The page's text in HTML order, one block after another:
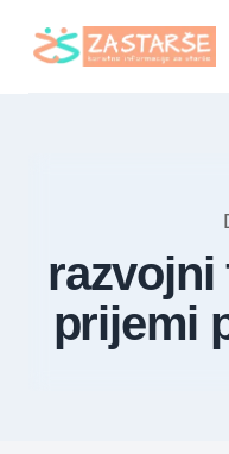
razvojni
prijemi